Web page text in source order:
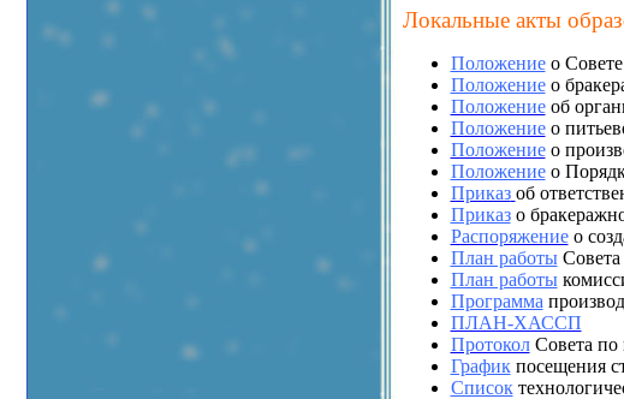
Локальные акты
Положение о
Положениео
Положениеоб
Положениео
Положениео
Положениео
Приказ об
Приказ о
Распоряжение о
План работы
План работы
Программа
ПЛАН-ХАССП
ПротоколСовета по
График посещения
Список